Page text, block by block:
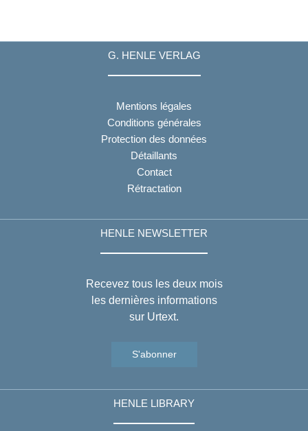
G. HENLE VERLAG
Mentions légales
Conditions générales
Protection des données
Détaillants
Contact
Rétractation
HENLE NEWSLETTER
Recevez tous les deux mois
les dernières informations
sur Urtext.
S'abonner
HENLE LIBRARY